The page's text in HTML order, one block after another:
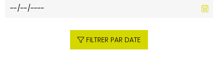
FILTRER PAR DATE